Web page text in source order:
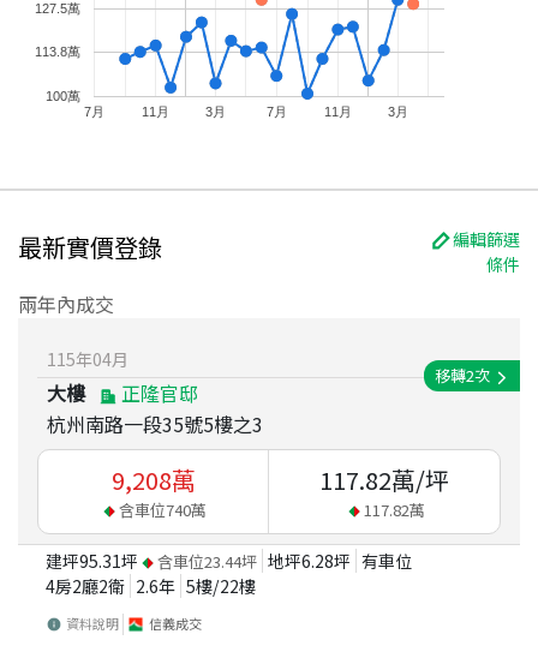
7月 11月 3月 7月 11月 3月
100萬
113.8萬
127.5萬
最新實價登錄
編輯篩選
條件
兩年內成交
115年04月
大樓
正隆官邸
杭州南路一段35號5樓之3
移轉2次
9,208萬
含車位740萬
117.82萬/坪
117.82萬
建坪95.31坪 含車位23.44坪 地坪6.28坪 有車位
4房2廳2衛 2.6年 5樓/22樓
資料說明 信義成交